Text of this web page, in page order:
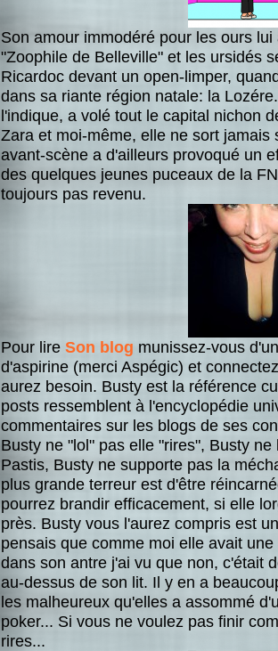
Son amour immodéré pour les ours
"Zoophile de Belleville" et les ursidés
Ricardoc devant un open-limper,
dans sa riante région natale: la
l'indique, a volé tout le capital nichon
Zara et moi-même, elle ne sort jamais
avant-scène a d'ailleurs provoqué un
des quelques jeunes puceaux de la
toujours pas revenu.
Pour lire Son blog munissez-vous
d'aspirine (merci Aspégic) et
aurez besoin. Busty est la référence
posts ressemblent à l'encyclopédie
commentaires sur les blogs de ses
Busty ne "lol" pas elle "rires", Busty
Pastis, Busty ne supporte pas la
plus grande terreur est d'être
pourrez brandir efficacement, si elle
près. Busty vous l'aurez compris est
pensais que comme moi elle avait
dans son antre j'ai vu que non, c'était
au-dessus de son lit. Il y en a
les malheureux qu'elles a assommé
poker... Si vous ne voulez pas finir
rires...